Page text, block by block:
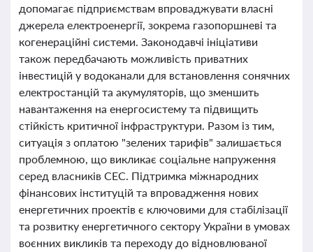
допомагає підприємствам впроваджувати власні
джерела електроенергії, зокрема газопоршневі та
когенераційні системи. Законодавчі ініціативи
також передбачають можливість приватних
інвестицій у водоканали для встановлення сонячних
електростанцій та акумуляторів, що зменшить
навантаження на енергосистему та підвищить
стійкість критичної інфраструктури. Разом із тим,
ситуація з оплатою "зелених тарифів" залишається
проблемною, що викликає соціальне напруження
серед власників СЕС. Підтримка міжнародних
фінансових інституцій та впровадження нових
енергетичних проектів є ключовими для стабілізації
та розвитку енергетичного сектору України в умовах
воєнних викликів та переходу до відновлюваної